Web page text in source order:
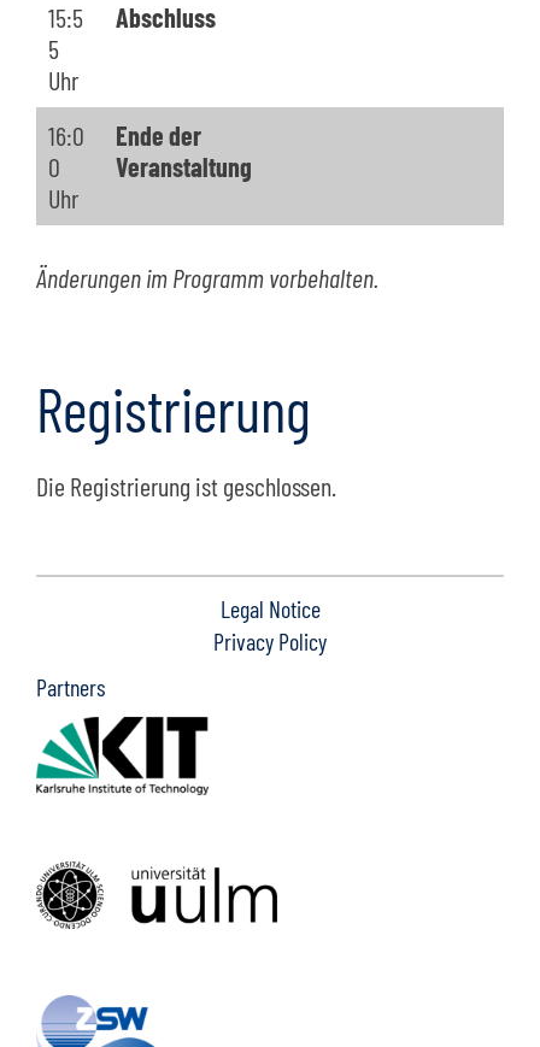
15:5
5
Uhr
Abschluss
16:0
0
Uhr
Ende der
Veranstaltung
Änderungen im Programm vorbehalten.
Registrierung
Die Registrierung ist geschlossen.
Legal Notice
Privacy Policy
Partners